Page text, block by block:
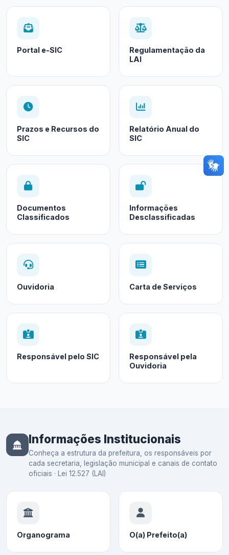
Portal e-SIC
Regulamentação da
LAI
Prazos e Recursos do
SIC
Relatório Anual do
SIC
Documentos
Classificados
Informações
Desclassificadas
Ouvidoria Carta de Serviços
Responsável pelo SIC
Responsável pela
Ouvidoria
Informações Institucionais
Conheça a estrutura da prefeitura, os responsáveis por
cada secretaria, legislação municipal e canais de contato
oficiais · Lei 12.527 (LAI)
Organograma O(a) Prefeito(a)